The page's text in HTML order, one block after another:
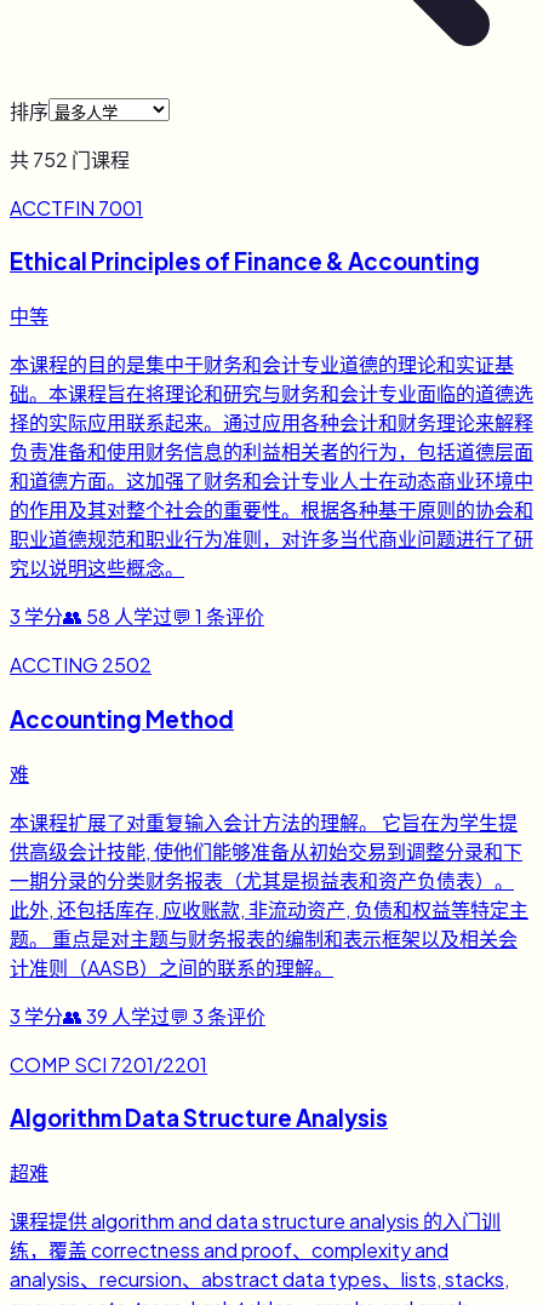
排序
共752 门课程
ACCTFIN 7001
Ethical Principles of Finance & Accounting
中等
本课程的目的是集中于财务和会计专业道德的理论和实证基
础。本课程旨在将理论和研究与财务和会计专业面临的道德选
择的实际应用联系起来。通过应用各种会计和财务理论来解释
负责准备和使用财务信息的利益相关者的行为，包括道德层面
和道德方面。这加强了财务和会计专业人士在动态商业环境中
的作用及其对整个社会的重要性。根据各种基于原则的协会和
职业道德规范和职业行为准则，对许多当代商业问题进行了研
究以说明这些概念。
3 学分👥 58 人学过💬 1 条评价
ACCTING 2502
Accounting Method
难
本课程扩展了对重复输入会计方法的理解。 它旨在为学生提
供高级会计技能, 使他们能够准备从初始交易到调整分录和下
一期分录的分类财务报表（尤其是损益表和资产负债表）。
此外, 还包括库存, 应收账款, 非流动资产, 负债和权益等特定主
题。 重点是对主题与财务报表的编制和表示框架以及相关会
计准则（AASB）之间的联系的理解。
3 学分👥39 人学过💬 3条评价
COMP SCI 7201/2201
Algorithm Data Structure Analysis
超难
课程提供 algorithm and data structure analysis 的入门训
练，覆盖 correctness and proof、complexity and
analysis、recursion、abstract data types、lists, stacks,